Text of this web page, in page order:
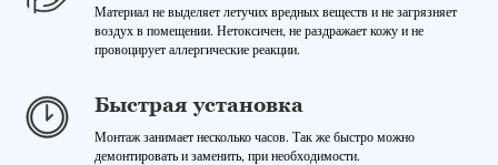
Материал не выделяет летучих вредных веществ и не загрязняет
воздух в помещении. Нетоксичен, не раздражает кожу и не
провоцирует аллергические реакции.
Быстрая установка
Монтаж занимает несколько часов. Так же быстро можно
демонтировать и заменить, при необходимости.